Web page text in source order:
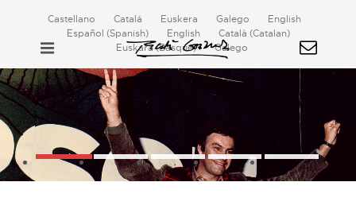
Castellano Catalá Euskera Galego
English
Español (Spanish) English Català (Catalan)
Euskara(Basque) Galego